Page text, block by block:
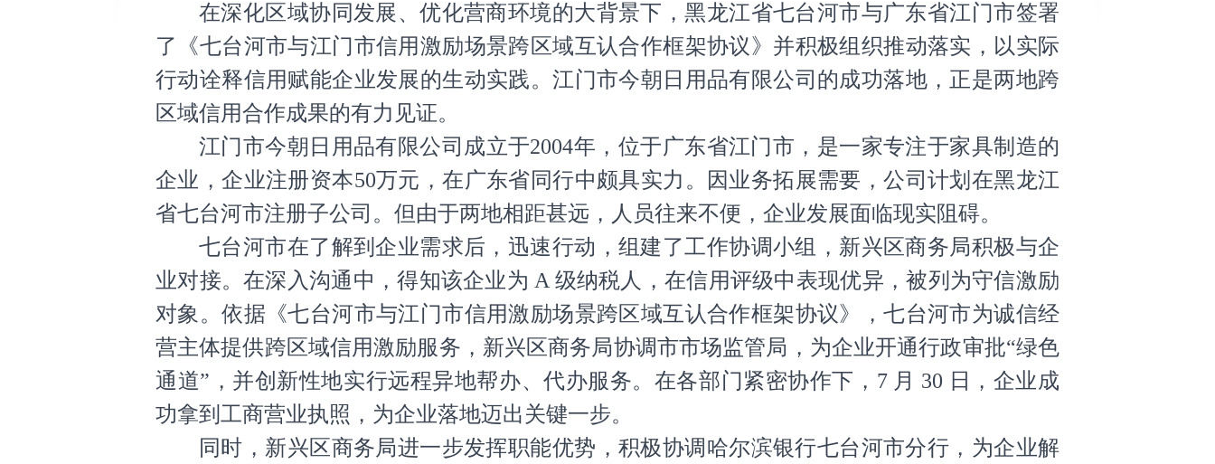
在深化区域协同发展、优化营商环境的大背景下，黑龙江省七台河市与广东省江门市签署
了《七台河市与江门市信用激励场景跨区域互认合作框架协议》并积极组织推动落实，以实际
行动诠释信用赋能企业发展的生动实践。江门市今朝日用品有限公司的成功落地，正是两地跨
区域信用合作成果的有力见证。
江门市今朝日用品有限公司成立于2004年，位于广东省江门市，是一家专注于家具制造的
企业，企业注册资本50万元，在广东省同行中颇具实力。因业务拓展需要，公司计划在黑龙江
省七台河市注册子公司。但由于两地相距甚远，人员往来不便，企业发展面临现实阻碍。
七台河市在了解到企业需求后，迅速行动，组建了工作协调小组，新兴区商务局积极与企
业对接。在深入沟通中，得知该企业为 A 级纳税人，在信用评级中表现优异，被列为守信激励
对象。依据《七台河市与江门市信用激励场景跨区域互认合作框架协议》，七台河市为诚信经
营主体提供跨区域信用激励服务，新兴区商务局协调市市场监管局，为企业开通行政审批“绿色
通道”，并创新性地实行远程异地帮办、代办服务。在各部门紧密协作下，7 月 30 日，企业成
功拿到工商营业执照，为企业落地迈出关键一步。
同时，新兴区商务局进一步发挥职能优势，积极协调哈尔滨银行七台河市分行，为企业解